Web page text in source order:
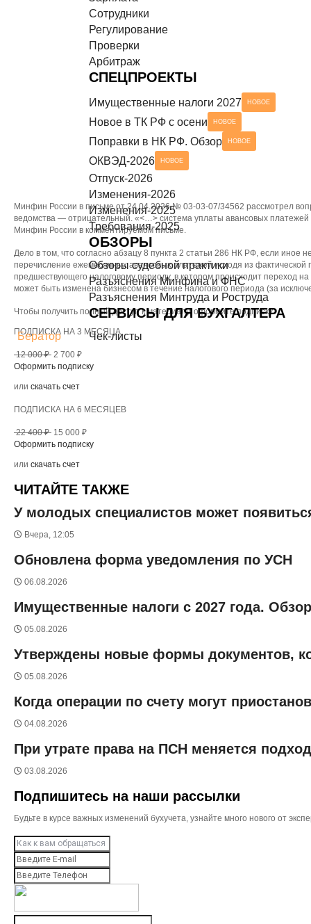
Разъяснения Минтруда и Роструда
СЕРВИСЫ ДЛЯ БУХГАЛТЕРА
Бератор
Сотрудники
Регулирование
Проверки
Арбитраж
СПЕЦПРОЕКТЫ
Имущественные налоги 2027 НОВОЕ
Новое в ТК РФ с осени НОВОЕ
Поправки в НК РФ. Обзор НОВОЕ
ОКВЭД-2026 НОВОЕ
Отпуск-2026
Изменения-2026
Изменения-2025
Требования-2025
ОБЗОРЫ
Обзоры судебной практики
Разъяснения Минфина и ФНС
Разъяснения Минтруда и Роструда
СЕРВИСЫ ДЛЯ БУХГАЛТЕРА
Чек-листы
Минфин России в письме от 24.04.2026 № 03-03-07/34562 рассмотрел
ведомства — отрицательный. «<…> система уплаты авансовых
Минфин России в комментируемом письме.
Дело в том, что согласно абзацу 8 пункта 2 статьи 286 НК РФ, если
перечисление ежемесячных авансовых платежей исходя из
предшествующего налоговому периоду, в котором происходит переход
может быть изменена бизнесом в течение налогового периода (за
Чтобы получить полный доступ к материалу, оформите подписку
ПОДПИСКА НА 3 МЕСЯЦА
12 000 ₽ 2 700 ₽
Оформить подписку
или скачать счет
ПОДПИСКА НА 6 МЕСЯЦЕВ
22 400 ₽ 15 000 ₽
Оформить подписку
или скачать счет
ЧИТАЙТЕ ТАКЖЕ
У молодых специалистов может
Вчера, 12:05
Обновлена форма уведомления по УСН
06.08.2026
Имущественные налоги с 2027 года.
05.08.2026
Утверждены новые формы документов,
05.08.2026
Когда операции по счету могут
04.08.2026
При утрате права на ПСН меняется
03.08.2026
Подпишитесь на наши рассылки
Будьте в курсе важных изменений бухучета, узнайте много нового от